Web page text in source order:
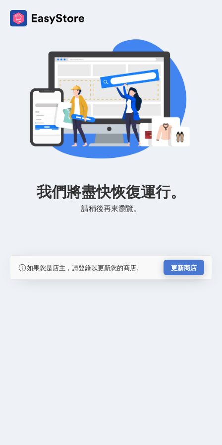
我們將盡快恢復運行。
請稍後再來瀏覽。
如果您是店主，請登錄以更新您的商店。 更新商店